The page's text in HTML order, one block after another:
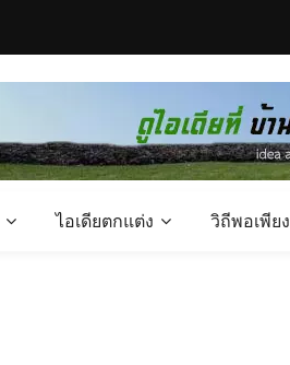
ไอเดียตกแต่ง วิถีพอเพียง